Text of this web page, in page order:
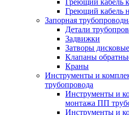
Греющий кабель
Греющий кабель
Запорная
Детали
Задвижки
Затворы
Клапаны
Краны
Инструменты и
трубопровода
Инструменты и
монтажа ПП
Инструменты и